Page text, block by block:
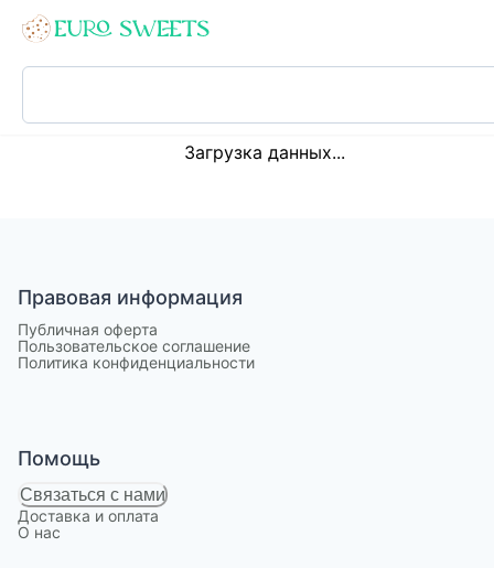
Loading...
Загрузка данных...
Правовая информация
Публичная оферта
Пользовательское соглашение
Политика конфиденциальности
Помощь
Связаться с нами
Доставка и оплата
О нас